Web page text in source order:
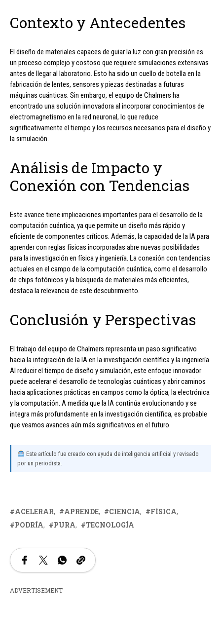
Contexto y Antecedentes
El diseño de materiales capaces de guiar la luz con gran precisión es
un proceso complejo y costoso que requiere simulaciones extensivas
antes de llegar al laboratorio. Esto ha sido un cuello de botella en la
fabricación de lentes, sensores y piezas destinadas a futuras
máquinas cuánticas. Sin embargo, el equipo de Chalmers ha
encontrado una solución innovadora al incorporar conocimientos de
electromagnetismo en la red neuronal, lo que reduce
significativamente el tiempo y los recursos necesarios para el diseño y
la simulación.
Análisis de Impacto y
Conexión con Tendencias
Este avance tiene implicaciones importantes para el desarrollo de la
computación cuántica, ya que permite un diseño más rápido y
eficiente de componentes críticos. Además, la capacidad de la IA para
aprender con reglas físicas incorporadas abre nuevas posibilidades
para la investigación en física y ingeniería. La conexión con tendencias
actuales en el campo de la computación cuántica, como el desarrollo
de chips fotónicos y la búsqueda de materiales más eficientes,
destaca la relevancia de este descubrimiento.
Conclusión y Perspectivas
El trabajo del equipo de Chalmers representa un paso significativo
hacia la integración de la IA en la investigación científica y la ingeniería.
Al reducir el tiempo de diseño y simulación, este enfoque innovador
puede acelerar el desarrollo de tecnologías cuánticas y abrir caminos
hacia aplicaciones prácticas en campos como la óptica, la electrónica
y la computación. A medida que la IA continúa evolucionando y se
integra más profundamente en la investigación científica, es probable
que veamos avances aún más significativos en el futuro.
Este artículo fue creado con ayuda de inteligencia artificial y revisado
por un periodista.
ACELERAR APRENDE CIENCIA
FÍSICA
PODRÍA
PURA TECNOLOGÍA
ADVERTISEMENT